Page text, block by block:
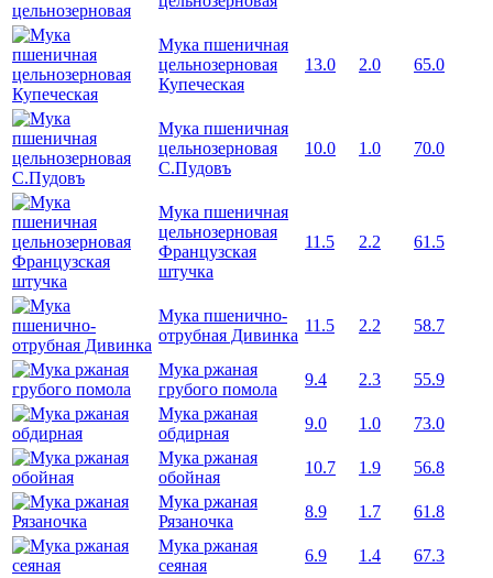
Мука пшеничная
цельнозерновая
Купеческая
13.0 2.0 65.0
Мука пшеничная
цельнозерновая
С.Пудовъ
10.0 1.0 70.0
Мука пшеничная
цельнозерновая
Французская
штучка
11.5 2.2 61.5
Мука пшенично-
отрубная Дивинка
11.5 2.2 58.7
Мука ржаная
грубого помола
9.4 2.3
55.9
Мука ржаная
обдирная
9.0 1.0
73.0
Мука ржаная
обойная
10.7 1.9
56.8
Мука ржаная
Рязаночка
8.9 1.7
61.8
Мука ржаная
сеяная
6.9 1.4
67.3